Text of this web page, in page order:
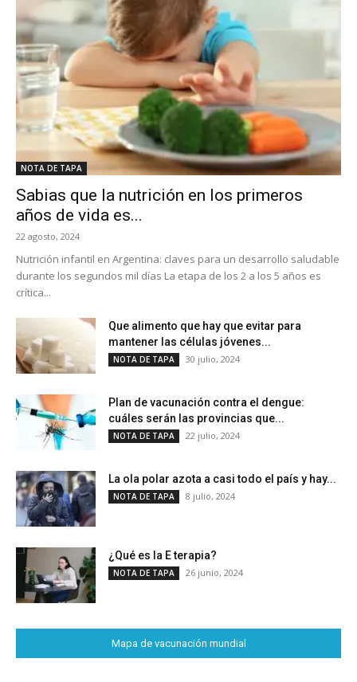
NOTA DE TAPA
Sabias que la nutrición en los primeros
años de vida es...
22 agosto, 2024
Nutrición infantil en Argentina: claves para un desarrollo saludable
durante los segundos mil días La etapa de los 2 a los 5 años es
crítica...
Que alimento que hay que evitar para
mantener las células jóvenes...
NOTA DE TAPA 30 julio, 2024
Plan de vacunación contra el dengue:
cuáles serán las provincias que...
NOTA DE TAPA 22 julio, 2024
La ola polar azota a casi todo el país y hay...
NOTA DE TAPA 8 julio, 2024
¿Qué es la E terapia?
NOTA DE TAPA 26 junio, 2024
Mapa de vacunación mundial